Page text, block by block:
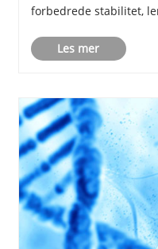
forbedrede stabilitet,
tradisjonell
Les mer